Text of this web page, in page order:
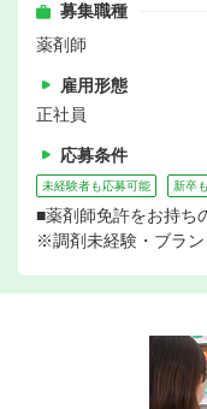
募集職種
薬剤師
雇用形態
正社員
応募条件
未経験者も応募可能 新卒
■薬剤師免許をお持ち
※調剤未経験・ブラン